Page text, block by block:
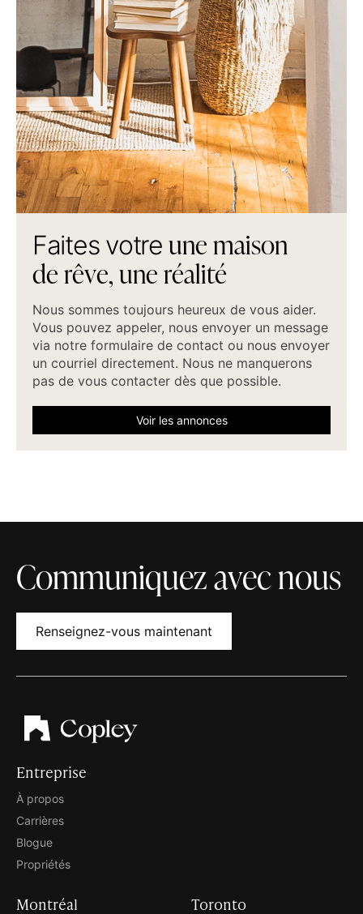
Faites votre unemaison
derêve,uneréalité
Nous sommes toujours heureux de vous aider.
Vous pouvez appeler, nous envoyer un message
via notre formulaire de contact ou nous envoyer
un courriel directement. Nous ne manquerons
pas de vous contacter dès que possible.
Voir les annonces
Communiquez avec nous
Renseignez-vous maintenant
Entreprise
À propos
Carrières
Blogue
Propriétés
Montréal Toronto